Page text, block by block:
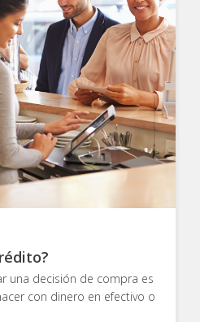
una decisión de compra es
con dinero en efectivo o